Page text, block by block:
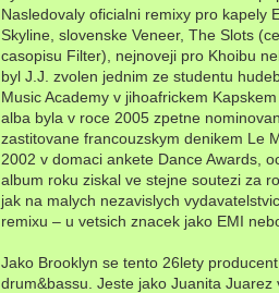
Nasledovaly oficialni remixy pro kapely
Skyline, slovenske Veneer, The Slots
casopisu Filter), nejnoveji pro Khoibu
byl J.J. zvolen jednim ze studentu
Music Academy v jihoafrickem
alba byla v roce 2005 zpetne
zastitovane francouzskym denikem Le
2002 v domaci ankete Dance Awards,
album roku ziskal ve stejne soutezi za
jak na malych nezavislych
remixu – u vetsich znacek jako EMI
Jako Brooklyn se tento 26lety
drum&bassu. Jeste jako Juanita Juarez